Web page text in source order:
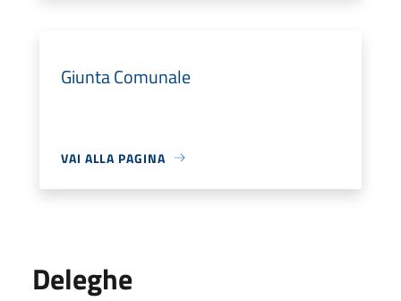
Giunta Comunale
VAI ALLA PAGINA
Deleghe